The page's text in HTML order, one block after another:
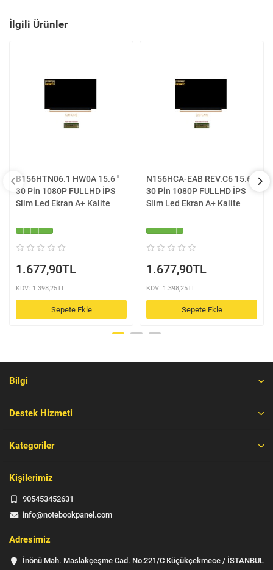
İlgili Ürünler
B156HTN06.1 HW0A 15.6 ''
30 Pin 1080P FULLHD İPS
Slim Led Ekran A+ Kalite
1.677,90TL
KDV: 1.398,25TL
Sepete Ekle
N156HCA-EAB REV.C6 15.6 ''
30 Pin 1080P FULLHD İPS
Slim Led Ekran A+ Kalite
1.677,90TL
KDV: 1.398,25TL
Sepete Ekle
Bilgi
Destek Hizmeti
Kategoriler
Kişilerimiz
905453452631
info@notebookpanel.com
Adresimiz
İnönü Mah. Maslakçeşme Cad. No:221/C Küçükçekmece / İSTANBUL